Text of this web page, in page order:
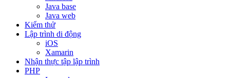
Java base
Java web
Kiểm thử
Lập trình di động
iOS
Xamarin
Nhận thực tập lập trình
PHP